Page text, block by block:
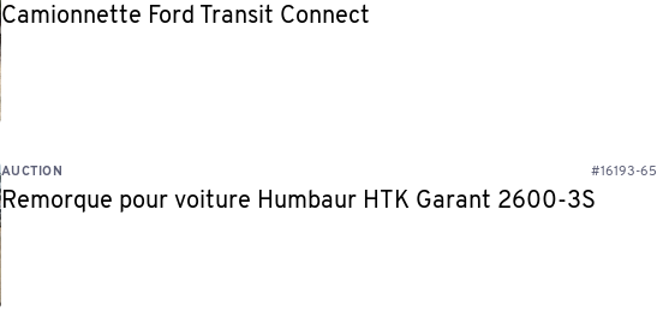
Camionnette Ford Transit Connect
AUCTION #16193-65
Remorque pour voiture Humbaur HTK Garant 2600-3S